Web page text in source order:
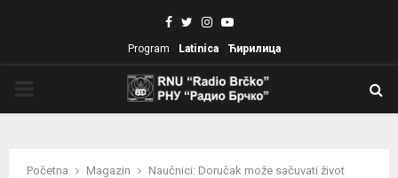
Facebook
TwitterInstagram
Youtube
Program Latinica Ћирилица
Početna Magazin Naučnici: Doručak može sačuvati život